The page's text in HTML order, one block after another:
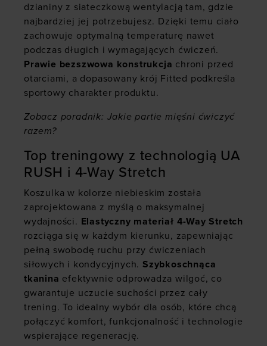
dzianiny z siateczkową wentylacją tam, gdzie
najbardziej jej potrzebujesz. Dzięki temu ciało
zachowuje optymalną temperaturę nawet
podczas długich i wymagających ćwiczeń.
Prawie bezszwowa konstrukcja chroni przed
otarciami, a dopasowany krój Fitted podkreśla
sportowy charakter produktu.
Zobacz poradnik: Jakie partie mięśni ćwiczyć
razem?
Top treningowy z technologią UA
RUSH i 4-Way Stretch
Koszulka w kolorze niebieskim została
zaprojektowana z myślą o maksymalnej
wydajności. Elastyczny materiał 4-Way Stretch
rozciąga się w każdym kierunku, zapewniając
pełną swobodę ruchu przy ćwiczeniach
siłowych i kondycyjnych. Szybkoschnąca
tkanina efektywnie odprowadza wilgoć, co
gwarantuje uczucie suchości przez cały
trening. To idealny wybór dla osób, które chcą
połączyć komfort, funkcjonalność i technologie
wspierające regenerację.